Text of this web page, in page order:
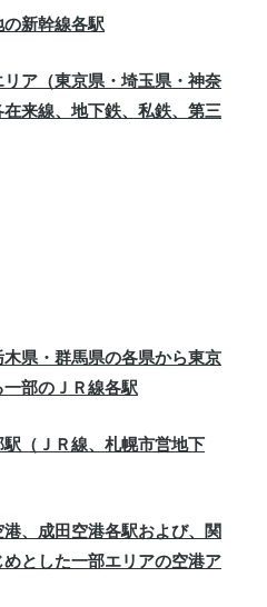
新幹線各駅
ア（東京県・埼玉県・神奈
在来線、地下鉄、私鉄、第三
県・群馬県の各県から東京
部のＪＲ線各駅
（ＪＲ線、札幌市営地下
、成田空港各駅および、関
とした一部エリアの空港ア